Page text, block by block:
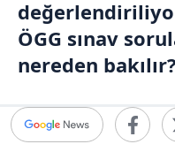
ÖGG sınav
nereden bakılır?